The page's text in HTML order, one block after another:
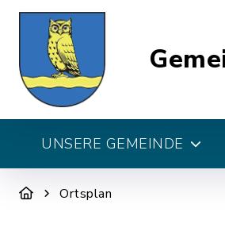
UNSERE GEMEINDE
Ortsplan